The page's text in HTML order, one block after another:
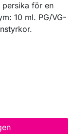
för en
10 ml. PG/VG-